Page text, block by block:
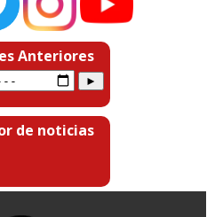
Anteriores
de noticias